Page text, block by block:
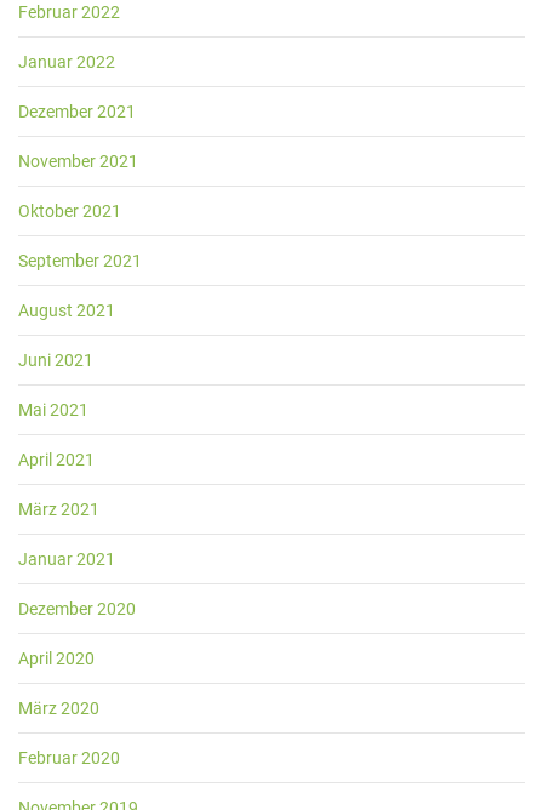
Februar 2022
Januar 2022
Dezember 2021
November 2021
Oktober 2021
September 2021
August 2021
Juni 2021
Mai 2021
April 2021
März 2021
Januar 2021
Dezember 2020
April 2020
März 2020
Februar 2020